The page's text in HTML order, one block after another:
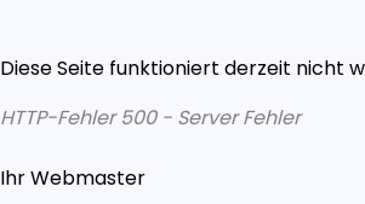
Diese Seite funktioniert derzeit nicht
HTTP-Fehler 500 - Server Fehler
Ihr Webmaster